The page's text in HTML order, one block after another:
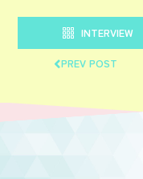
INTERVIEW
PREV POST